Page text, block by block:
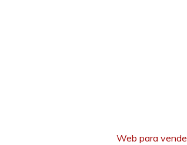
Web para